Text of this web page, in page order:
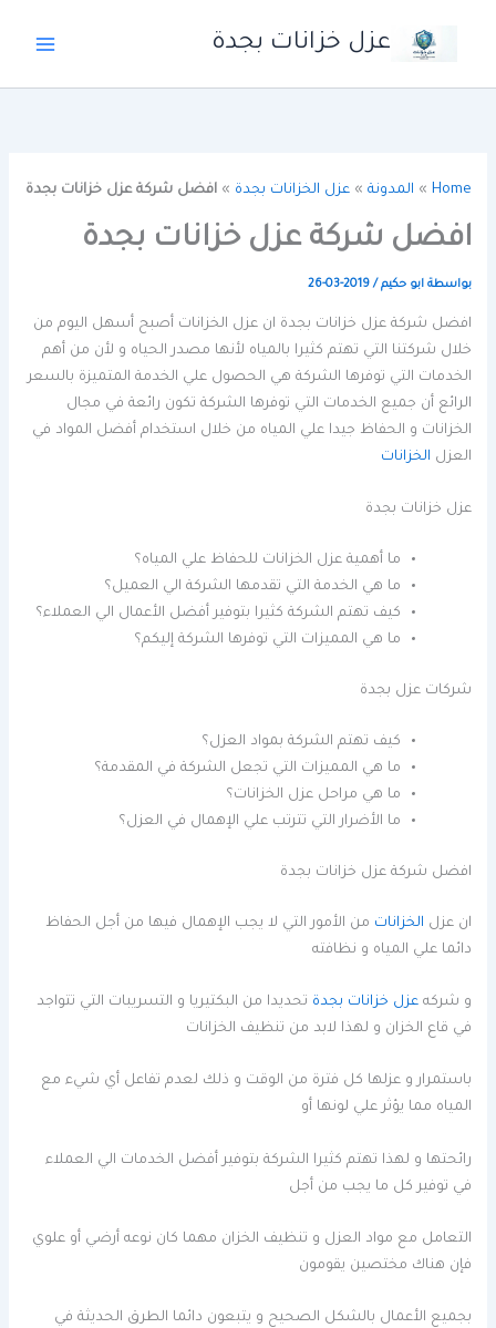
عزل خزانات بجدة
Home
» المدونة »عزل الخزانات بجدة »افضل شركة عزل خزانات بجدة
افضل شركة عزل خزانات بجدة
بواسطة ابو حكيم/
2019-03-26
افضل شركة عزل خزانات بجدة ان عزل الخزانات أصبح أسهل اليوم من
خلال شركتنا التي تهتم كثيرا بالمياه لأنها مصدر الحياه و لأن من أهم
الخدمات التي توفرها الشركة هي الحصول علي الخدمة المتميزة بالسعر
الرائع أن جميع الخدمات التي توفرها الشركة تكون رائعة في مجال
الخزانات و الحفاظ جيدا علي المياه من خلال استخدام أفضل المواد في
العزل الخزانات
عزل خزانات بجدة
ما أهمية عزل الخزانات للحفاظ علي المياه؟
ما هي الخدمة التي تقدمها الشركة الي العميل؟
كيف تهتم الشركة كثيرا بتوفير أفضل الأعمال الي العملاء؟
ما هي المميزات التي توفرها الشركة إليكم؟
شركات عزل بجدة
كيف تهتم الشركة بمواد العزل؟
ما هي المميزات التي تجعل الشركة في المقدمة؟
ما هي مراحل عزل الخزانات؟
ما الأضرار التي تترتب علي الإهمال في العزل؟
افضل شركة عزل خزانات بجدة
ان عزل الخزانات من الأمور التي لا يجب الإهمال فيها من أجل الحفاظ
دائما علي المياه و نظافته
و شركهعزل خزانات بجدة تحديدا من البكتيريا و التسريبات التي تتواجد
في قاع الخزان و لهذا لابد من تنظيف الخزانات
باستمرار و عزلها كل فترة من الوقت و ذلك لعدم تفاعل أي شيء مع
المياه مما يؤثر علي لونها أو
رائحتها و لهذا تهتم كثيرا الشركة بتوفير أفضل الخدمات الي العملاء
في توفير كل ما يجب من أجل
التعامل مع مواد العزل و تنظيف الخزان مهما كان نوعه أرضي أو علوي
فإن هناك مختصين يقومون
بجميع الأعمال بالشكل الصحيح و يتبعون دائما الطرق الحديثة في